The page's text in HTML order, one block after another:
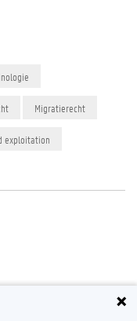
Migratierecht
exploitation